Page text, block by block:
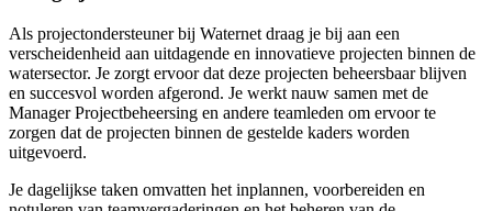
Als projectondersteuner bij Waternet draag je bij aan een
verscheidenheid aan uitdagende en innovatieve projecten binnen de
watersector. Je zorgt ervoor dat deze projecten beheersbaar blijven
en succesvol worden afgerond. Je werkt nauw samen met de
Manager Projectbeheersing en andere teamleden om ervoor te
zorgen dat de projecten binnen de gestelde kaders worden
uitgevoerd.
Je dagelijkse taken omvatten het inplannen, voorbereiden en